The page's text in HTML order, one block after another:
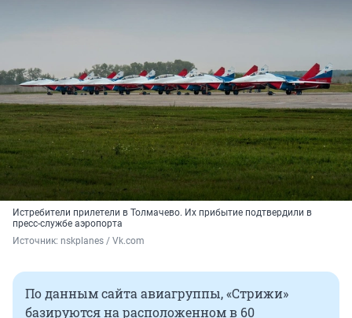
Истребители прилетели в Толмачево. Их прибытие подтвердили в
пресс-службе аэропорта
Источник: nskplanes / Vk.com
По данным сайта авиагруппы, «Стрижи»
базируются на расположенном в 60